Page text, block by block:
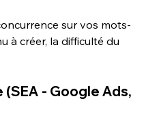
sur vos mots-
à créer, la difficulté du
- Google Ads,